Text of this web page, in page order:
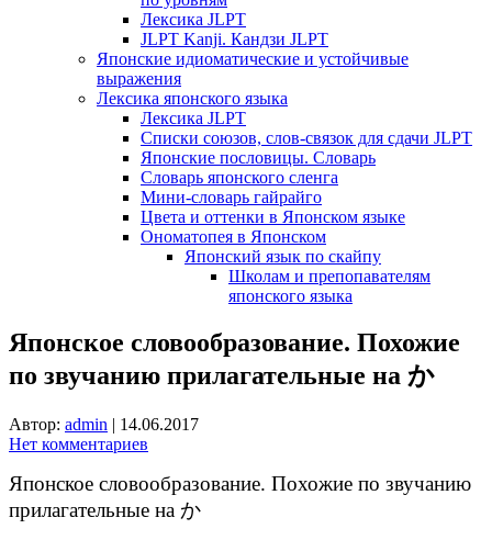
Лексика JLPT
JLPT Kanji. Кандзи JLPT
Японские идиоматические и устойчивые
выражения
Лексика японского языка
Лексика JLPT
Списки союзов, слов-связок для сдачи JLPT
Японские пословицы. Словарь
Словарь японского сленга
Мини-словарь гайрайго
Цвета и оттенки в Японском языке
Ономатопея в Японском
Японский язык по скайпу
Школам и препопавателям
японского языка
Японское словообразование. Похожие
по звучанию прилагательные на か
Автор: admin | 14.06.2017
Нет комментариев
Японское словообразование. Похожие по звучанию
прилагательные на か